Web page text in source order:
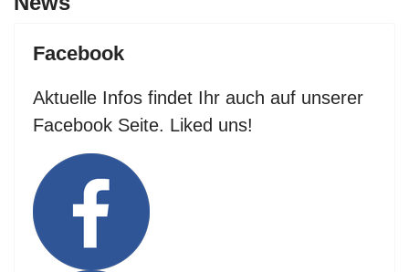
Facebook
Aktuelle Infos findet Ihr auch auf unserer
Facebook Seite. Liked uns!